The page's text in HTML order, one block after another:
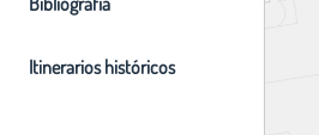
Itinerarios históricos